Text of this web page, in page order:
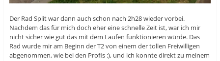
Der Rad Split war dann auch schon nach 2h28 wieder vorbei.
Nachdem das für mich doch eher eine schnelle Zeit ist, war ich mir
nicht sicher wie gut das mit dem Laufen funktionieren würde. Das
Rad wurde mir am Beginn der T2 von einem der tollen Freiwilligen
abgenommen, wie bei den Profis :), und ich konnte direkt zu meinem